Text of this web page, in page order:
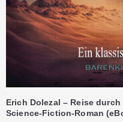
Erich Dolezal – Reise
Science-Fiction-Roman